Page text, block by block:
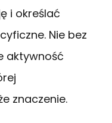
i określać
Nie bez
aktywność
znaczenie.